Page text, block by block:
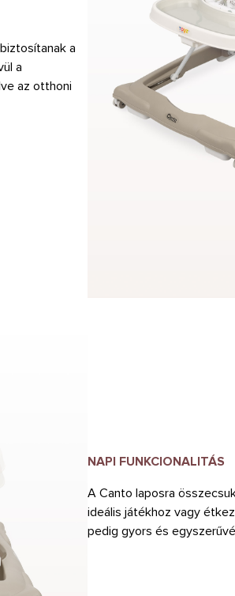
a
a
az otthoni
NAPI FUNKCIONALITÁS
A Canto laposra
ideális játékhoz vagy
pedig gyors és